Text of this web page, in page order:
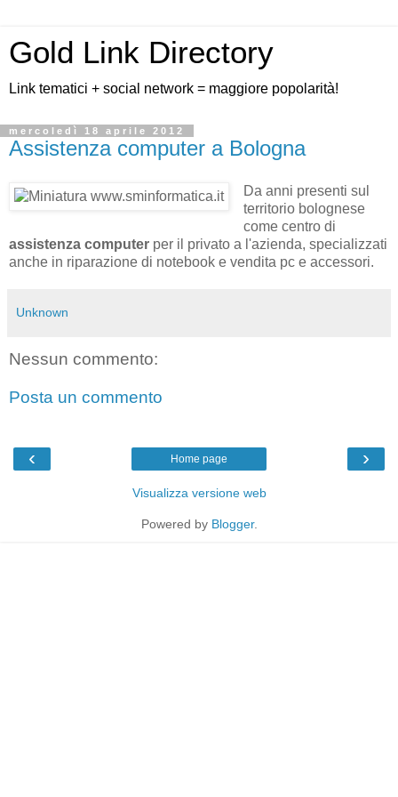
Gold Link Directory
Link tematici + social network = maggiore popolarità!
mercoledì 18 aprile 2012
Assistenza computer a Bologna
Da anni presenti sul
territorio bolognese
come centro di
assistenza computer per il privato a l'azienda, specializzati
anche in riparazione di notebook e vendita pc e accessori.
Unknown
Nessun commento:
Posta un commento
‹ ›
Home page
Visualizza versione web
Powered by Blogger.